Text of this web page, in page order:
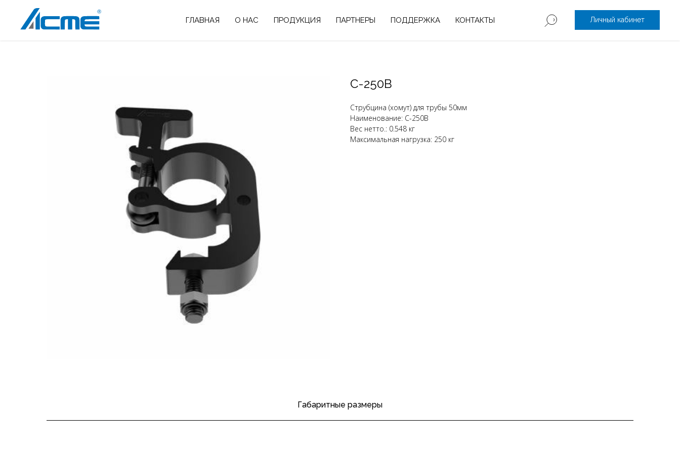
ГЛАВНАЯ О НАС ПРОДУКЦИЯ ПАРТНЕРЫ ПОДДЕРЖКА КОНТАКТЫ Личный кабинет
C-250B
Струбцина (хомут) для трубы 50мм
Наименование: C-250B
Вес нетто.: 0.548 кг
Максимальная нагрузка: 250 кг
Габаритные размеры